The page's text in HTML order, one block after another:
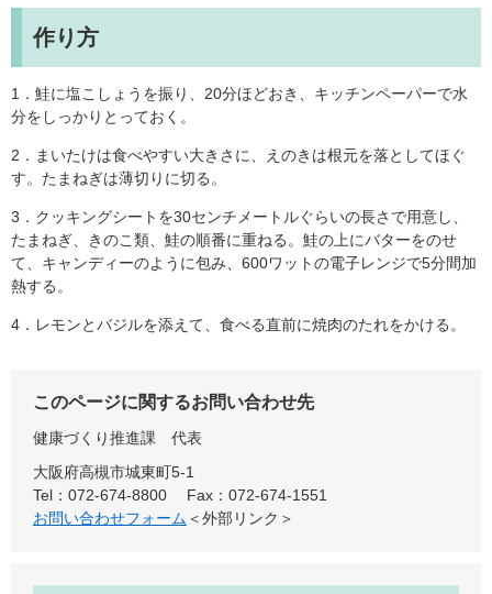
作り方
1．鮭に塩こしょうを振り、20分ほどおき、キッチンペーパーで水
分をしっかりとっておく。
2．まいたけは食べやすい大きさに、えのきは根元を落としてほぐ
す。たまねぎは薄切りに切る。
3．クッキングシートを30センチメートルぐらいの長さで用意し、
たまねぎ、きのこ類、鮭の順番に重ねる。鮭の上にバターをのせ
て、キャンディーのように包み、600ワットの電子レンジで5分間加
熱する。
4．レモンとバジルを添えて、食べる直前に焼肉のたれをかける。
このページに関するお問い合わせ先
健康づくり推進課
代表
大阪府高槻市城東町5-1
Tel：072-674-8800
Fax：072-674-1551
お問い合わせフォーム ＜外部リンク＞